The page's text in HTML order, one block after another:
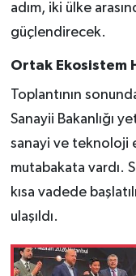
adım, iki ülke
güçlendirecek.
Ortak Ekosistem
Toplantının
Sanayii Bakanlığı
sanayi ve teknoloji
mutabakata vardı.
kısa vadede
ulaşıldı.